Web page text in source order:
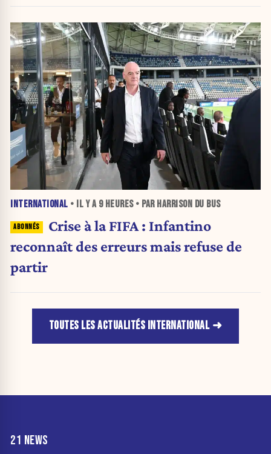
INTERNATIONAL • IL Y A 9 HEURES• PAR HARRISON DU BUS
Crise à la FIFA : Infantino
reconnaît des erreurs mais refuse de
partir
TOUTES LES ACTUALITÉS INTERNATIONAL
21 NEWS